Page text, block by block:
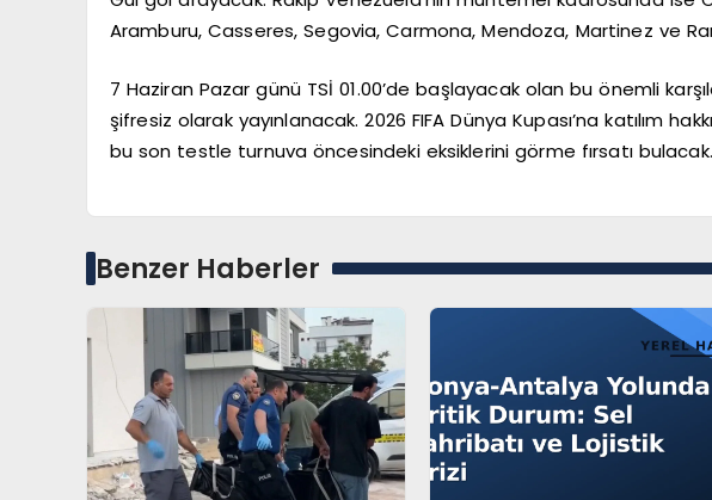
Aramburu, Casseres, Segovia, Carmona, Mendoza, Martinez ve
7 Haziran Pazar günü TSİ 01.00’de başlayacak olan bu önemli
şifresiz olarak yayınlanacak. 2026 FIFA Dünya Kupası’na katılım
bu son testle turnuva öncesindeki eksiklerini görme fırsatı bulacak.
Benzer Haberler